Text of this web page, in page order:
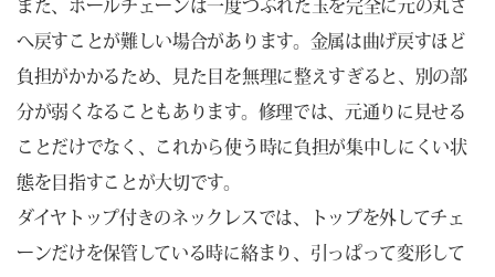
また、ボールチェーンは一度つぶれた玉を完全に元の丸さ
へ戻すことが難しい場合があります。金属は曲げ戻すほど
負担がかかるため、見た目を無理に整えすぎると、別の部
分が弱くなることもあります。修理では、元通りに見せる
ことだけでなく、これから使う時に負担が集中しにくい状
態を目指すことが大切です。
ダイヤトップ付きのネックレスでは、トップを外してチェ
ーンだけを保管している時に絡まり、引っぱって変形して